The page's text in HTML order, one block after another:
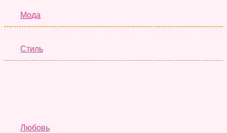
Мода
Стиль
Любовь